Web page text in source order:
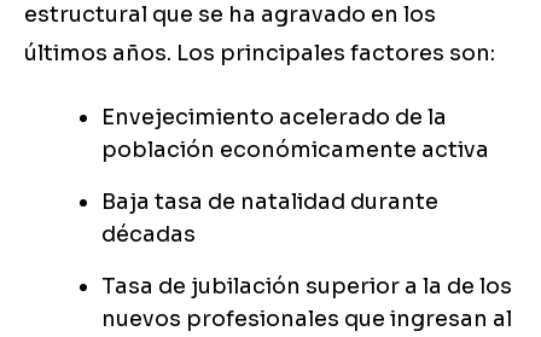
estructural que se ha agravado en los
últimos años. Los principales factores son:
Envejecimiento acelerado de la
población económicamente activa
Baja tasa de natalidad durante
décadas
Tasa de jubilación superior a la de los
nuevos profesionales que ingresan al